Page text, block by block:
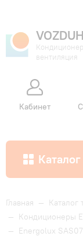
вентиляция
Кабинет
Каталог
Как купить
Доставка и
Главная — Каталог
— Кондиционеры
— Energolux